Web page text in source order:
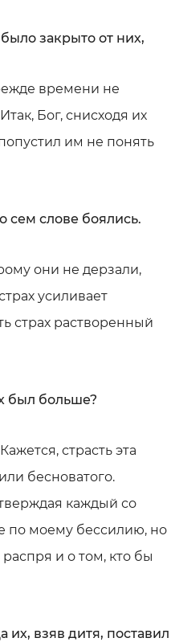
закрыто от них,
времени не
Бог, снисходя их
им не понять
сем слове боялись.
они не дерзали,
усиливает
страх растворенный
был больше?
страсть эта
бесноватого.
каждый со
по моему бессилию, но
и о том, кто бы
взяв дитя, поставил